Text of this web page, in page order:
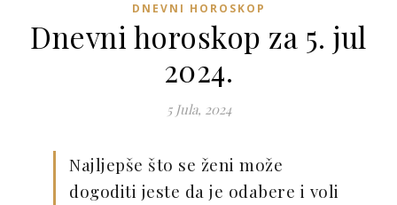
DNEVNI HOROSKOP
Dnevni horoskop za 5. jul
2024.
5 Jula, 2024
Najljepše što se ženi može
dogoditi jeste da je odabere i voli